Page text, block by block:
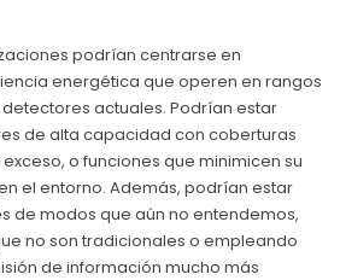
podrían centrarse en
energética que operen en rangos
actuales. Podrían estar
de alta capacidad con coberturas
o funciones que minimicen su
el entorno. Además, podrían estar
de modos que aún no entendemos,
no son tradicionales o empleando
de información mucho más